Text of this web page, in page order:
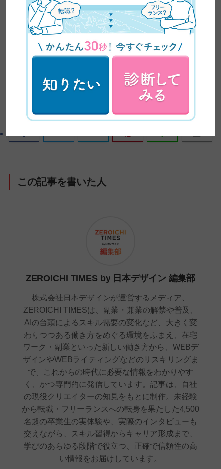
入門編受講生の声
よかったらシェアしてね！
この記事を書いた人
ZEROICHI TIMES by 日本デザイン 編集部
株式会社日本デザインが運営するメディア、
ZEROICHI TIMESは、副業・兼業の解禁や普及、
AIの台頭によるスキル需要の変化など、大きく変
わりつつある働き方をめぐる環境をふまえ、在宅
ワーク・副業といった新しい働き方から、WEBデ
ザインやWEBライティングなどのリスキリングま
で、これからの時代に必要な情報をわかりやす
く、かつ専門的に発信しています。記事は、自社
の現役クリエイターの知見をもとに制作。未経験
から転職・フリーランスへの転身を果たした4,500
名超の卒業生の実体験や、実際のインタビューも
交えながら、スキル習得からキャリア形成まで、
学びのあらゆる段階で役立つ、正確で信頼性の高
い情報をお届けしています。